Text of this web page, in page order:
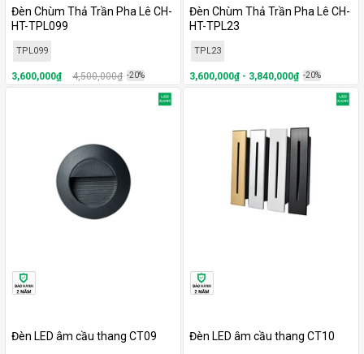
Đèn Chùm Thả Trần Pha Lê CH-
HT-TPL099
TPL099
3,600,000₫ 4,500,000₫ -20%
Đèn Chùm Thả Trần Pha Lê CH-
HT-TPL23
TPL23
3,600,000₫ - 3,840,000₫ -20%
Đèn LED âm cầu thang CT09 Đèn LED âm cầu thang CT10